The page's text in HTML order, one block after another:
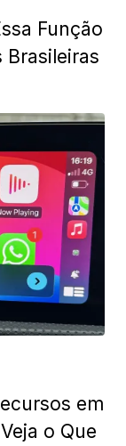
Função
Brasileiras
em
o Que